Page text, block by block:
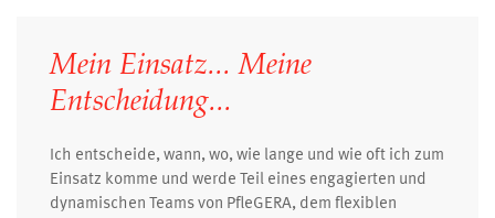
Mein Einsatz... Meine
Entscheidung...
Ich entscheide, wann, wo, wie lange und wie oft ich zum
Einsatz komme und werde Teil eines engagierten und
dynamischen Teams von PfleGERA, dem flexiblen